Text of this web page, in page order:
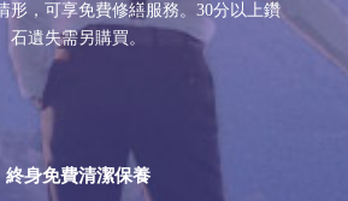
形，可享免費修繕服務。30分以上鑽
石遺失需另購買。
終身免費清潔保養